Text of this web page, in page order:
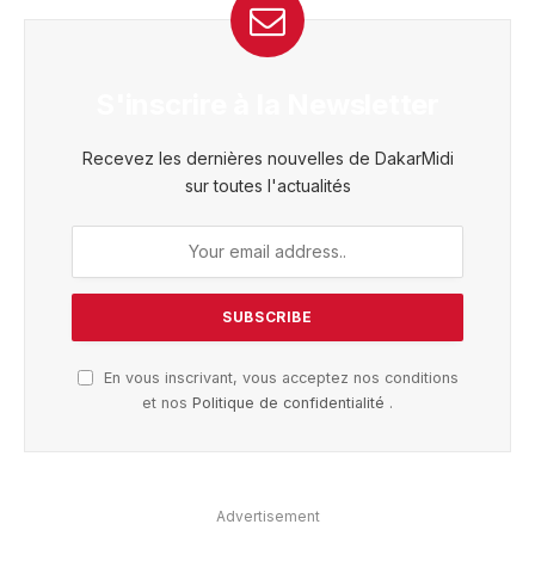
Recevez les dernières nouvelles de DakarMidi
sur toutes l'actualités
En vous inscrivant, vous acceptez nos conditions
et nos Politique de confidentialité .
Advertisement